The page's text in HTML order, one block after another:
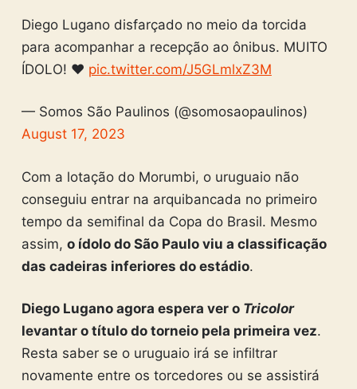
Diego Lugano disfarçado no meio da torcida
para acompanhar a recepção ao ônibus. MUITO
ÍDOLO! ❤️ pic.twitter.com/J5GLmlxZ3M
— Somos São Paulinos (@somosaopaulinos)
August 17, 2023
Com a lotação do Morumbi, o uruguaio não
conseguiu entrar na arquibancada no primeiro
tempo da semifinal da Copa do Brasil. Mesmo
assim, o ídolo do São Paulo viu a classificação
das cadeiras inferiores do estádio.
Diego Lugano agora espera ver o Tricolor
levantar o título do torneio pela primeira vez.
Resta saber se o uruguaio irá se infiltrar
novamente entre os torcedores ou se assistirá